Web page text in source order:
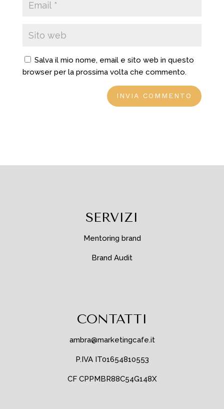
Salva il mio nome, email e sito web in questo
browser per la prossima volta che commento.
SERVIZI
Mentoring brand
Brand Audit
CONTATTI
ambra@marketingcafe.it
P.IVA IT01654810553
CF CPPMBR88C54G148X